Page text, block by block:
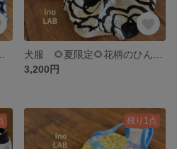
3,200円
残り1点